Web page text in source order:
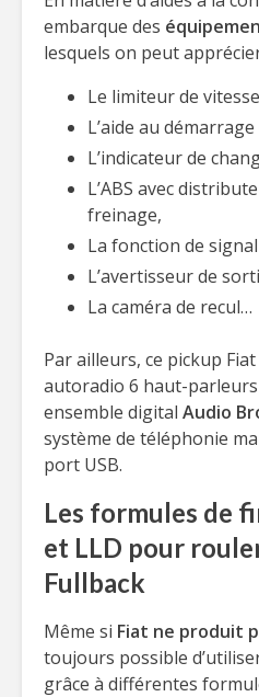
embarque des
lesquels on peut
Le limiteur de
L’aide au
L’indicateur de
L’ABS avec
freinage,
La fonction de signal
L’avertisseur de
La caméra de recul…
Par ailleurs, ce pickup
autoradio 6 haut-
ensemble digital Audio
système de téléphonie
port USB.
Les formules de
et LLD pour
Fullback
Même si Fiat ne produit
toujours possible
grâce à différentes